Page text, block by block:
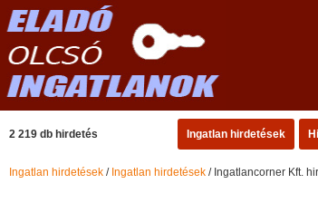
2 219 db hirdetés Ingatlan hirdetések
Ingatlan hirdetések / Ingatlan hirdetések / Ingatlancorner Kft.